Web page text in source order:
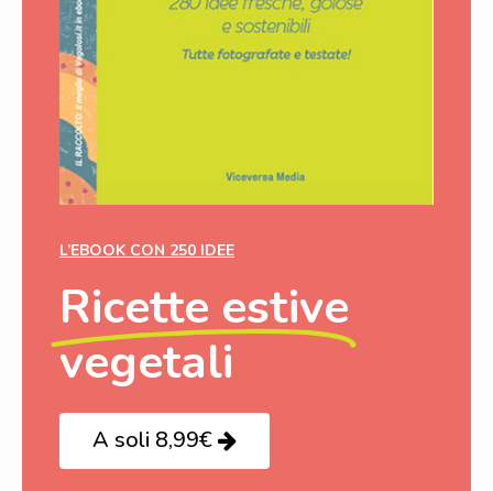
L’EBOOK CON 250 IDEE
Ricette estive
vegetali
A soli 8,99€